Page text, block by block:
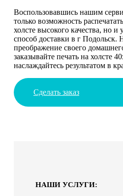
Воспользовавшись нашим
только возможность
холсте высокого качества, но
способ доставки в г Подольск.
преображение своего
заказывайте печать на холсте
наслаждайтесь результатом в
Сделать заказ
НАШИ УСЛУГИ: